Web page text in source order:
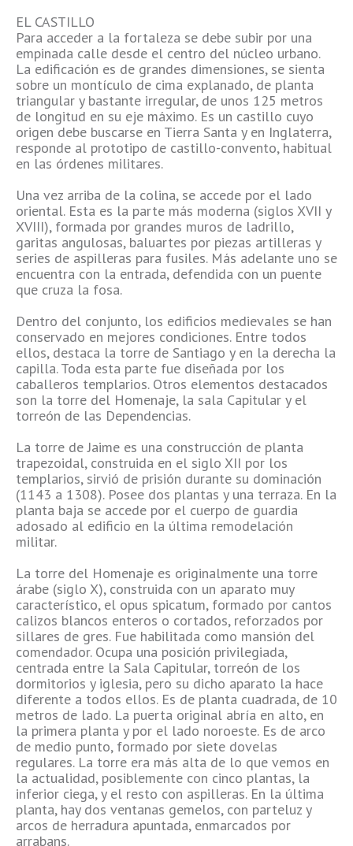
EL CASTILLO
Para acceder a la fortaleza se debe subir por una
empinada calle desde el centro del núcleo urbano.
La edificación es de grandes dimensiones, se sienta
sobre un montículo de cima explanado, de planta
triangular y bastante irregular, de unos 125 metros
de longitud en su eje máximo. Es un castillo cuyo
origen debe buscarse en Tierra Santa y en Inglaterra,
responde al prototipo de castillo-convento, habitual
en las órdenes militares.
Una vez arriba de la colina, se accede por el lado
oriental. Esta es la parte más moderna (siglos XVII y
XVIII), formada por grandes muros de ladrillo,
garitas angulosas, baluartes por piezas artilleras y
series de aspilleras para fusiles. Más adelante uno se
encuentra con la entrada, defendida con un puente
que cruza la fosa.
Dentro del conjunto, los edificios medievales se han
conservado en mejores condiciones. Entre todos
ellos, destaca la torre de Santiago y en la derecha la
capilla. Toda esta parte fue diseñada por los
caballeros templarios. Otros elementos destacados
son la torre del Homenaje, la sala Capitular y el
torreón de las Dependencias.
La torre de Jaime es una construcción de planta
trapezoidal, construida en el siglo XII por los
templarios, sirvió de prisión durante su dominación
(1143 a 1308). Posee dos plantas y una terraza. En la
planta baja se accede por el cuerpo de guardia
adosado al edificio en la última remodelación
militar.
La torre del Homenaje es originalmente una torre
árabe (siglo X), construida con un aparato muy
característico, el opus spicatum, formado por cantos
calizos blancos enteros o cortados, reforzados por
sillares de gres. Fue habilitada como mansión del
comendador. Ocupa una posición privilegiada,
centrada entre la Sala Capitular, torreón de los
dormitorios y iglesia, pero su dicho aparato la hace
diferente a todos ellos. Es de planta cuadrada, de 10
metros de lado. La puerta original abría en alto, en
la primera planta y por el lado noroeste. Es de arco
de medio punto, formado por siete dovelas
regulares. La torre era más alta de lo que vemos en
la actualidad, posiblemente con cinco plantas, la
inferior ciega, y el resto con aspilleras. En la última
planta, hay dos ventanas gemelos, con parteluz y
arcos de herradura apuntada, enmarcados por
arrabans.